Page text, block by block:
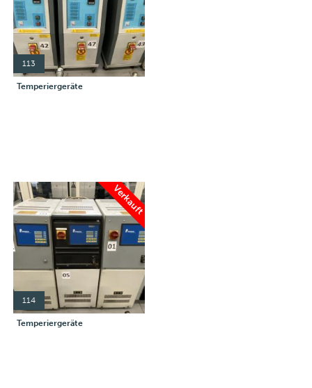
113
Temperiergeräte
Verkauft
114
Temperiergeräte